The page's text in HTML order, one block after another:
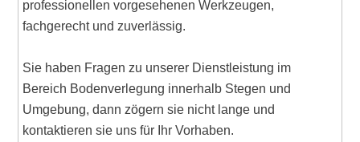
professionellen vorgesehenen Werkzeugen,
fachgerecht und zuverlässig.
Sie haben Fragen zu unserer Dienstleistung im
Bereich Bodenverlegung innerhalb Stegen und
Umgebung, dann zögern sie nicht lange und
kontaktieren sie uns für Ihr Vorhaben.